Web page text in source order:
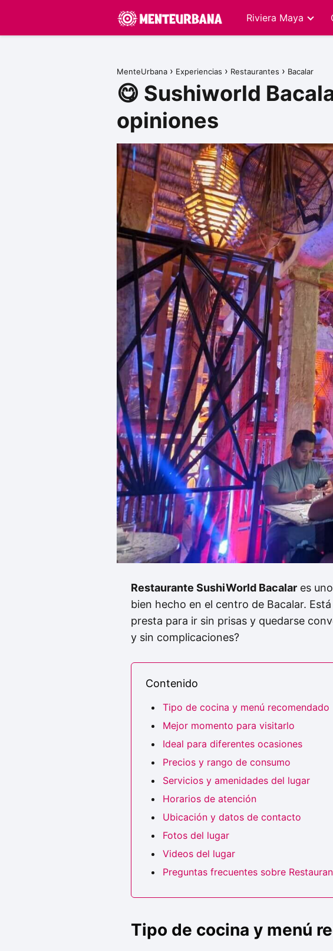
Riviera Maya
MenteUrbana Experiencias Restaurantes Bacalar
😋 Sushiworld
opiniones
Restaurante SushiWorld Bacalar es
bien hecho en el centro de Bacalar.
presta para ir sin prisas y quedarse
y sin complicaciones?
Contenido
Tipo de cocina y menú recomendado
Mejor momento para visitarlo
Ideal para diferentes ocasiones
Precios y rango de consumo
Servicios y amenidades del lugar
Horarios de atención
Ubicación y datos de contacto
Fotos del lugar
Videos del lugar
Preguntas frecuentes sobre
Tipo de cocina y menú